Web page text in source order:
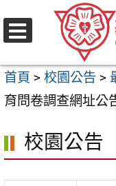
至
要
內
區
首頁 > 校園公告 >
育問卷調查網址公
校園公告
選
單